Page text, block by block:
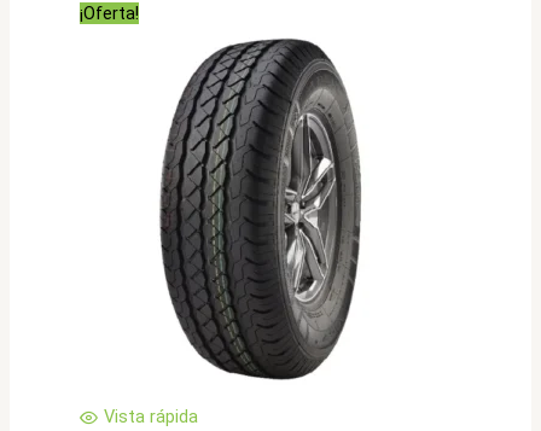
¡Oferta!
Vista rápida